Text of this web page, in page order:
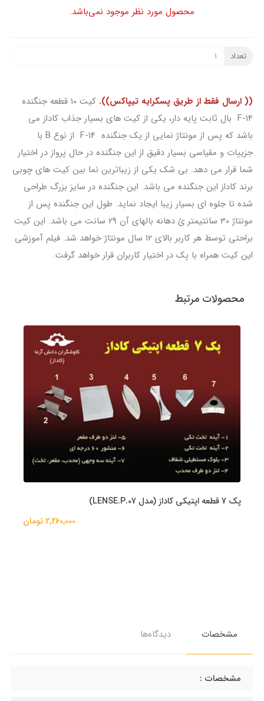
محصول مورد نظر موجود نمی‌باشد.
تعداد
(( ارسال فقط از طریق پسکرایه تیپاکس)).
کیت 10 قطعه جنگنده
F-14 بال ثابت پایه دار، یکی از کیت های بسیار جذاب کاداز می
باشد که پس از مونتاژ نمایی از یک جنگنده F-14 از نوع B با
جزییات و مقیاسی بسیار دقیق از این جنگنده در حال پرواز در اختیار
شما قرار می دهد. بی شک یکی از زیباترین نما بین کیت های چوبی
برند کاداز این جنگنده می باشد. این جنگنده در سایز بزرگ طراحی
شده تا جلوه ای بسیار زیبا ایجاد نماید. طول این جنگنده پس از
مونتاژ 30 سانتیمتر ئ دهانه بالهای آن 29 سانت می باشد. این کیت
براحتی توسط هر کاربر بالای 12 سال مونتاژ خواهد شد. فیلم آموزشی
این کیت همراه با پک در اختیار کاربران قرار خواهد گرفت.
محصولات مرتبط
پک 7 قطعه اپتیکی کاداز (مدل LENSE.P.07)
2,260,000 تومان
مشخصات دیدگاه‌ها
مشخصات :